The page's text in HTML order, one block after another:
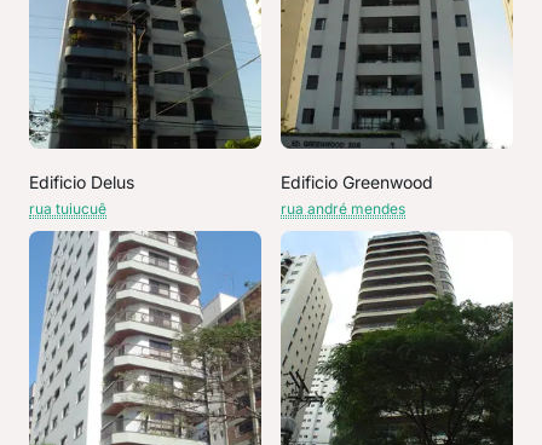
Edificio Delus
rua tuiucuê
Edificio Greenwood
rua andré mendes